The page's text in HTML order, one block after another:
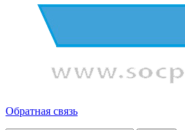
Обратная связь